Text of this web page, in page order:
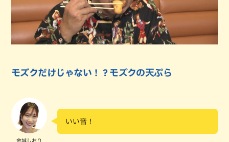
モズクだけじゃない！？モズクの天ぷら
金城しおり
いい音！